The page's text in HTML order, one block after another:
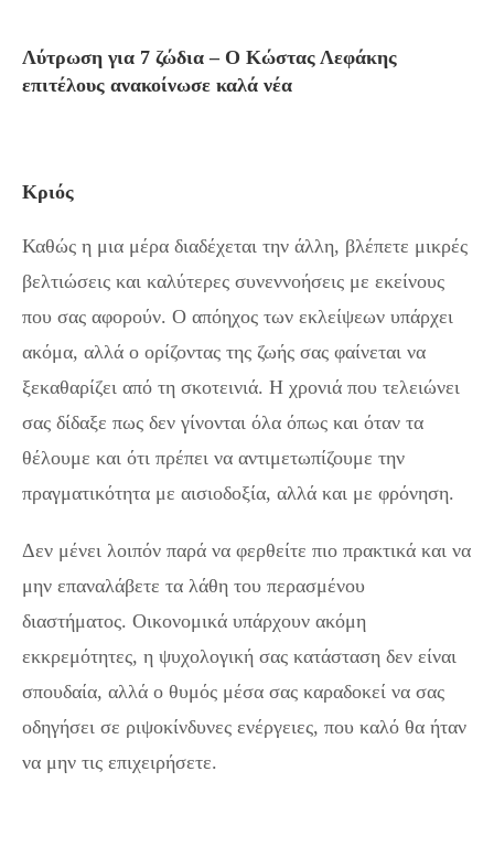
Λύτρωση για 7 ζώδια – Ο Κώστας Λεφάκης
επιτέλους ανακοίνωσε καλά νέα
Κριός
Καθώς η μια μέρα διαδέχεται την άλλη, βλέπετε μικρές
βελτιώσεις και καλύτερες συνεννοήσεις με εκείνους
που σας αφορούν. Ο απόηχος των εκλείψεων υπάρχει
ακόμα, αλλά ο ορίζοντας της ζωής σας φαίνεται να
ξεκαθαρίζει από τη σκοτεινιά. Η χρονιά που τελειώνει
σας δίδαξε πως δεν γίνονται όλα όπως και όταν τα
θέλουμε και ότι πρέπει να αντιμετωπίζουμε την
πραγματικότητα με αισιοδοξία, αλλά και με φρόνηση.
Δεν μένει λοιπόν παρά να φερθείτε πιο πρακτικά και να
μην επαναλάβετε τα λάθη του περασμένου
διαστήματος. Οικονομικά υπάρχουν ακόμη
εκκρεμότητες, η ψυχολογική σας κατάσταση δεν είναι
σπουδαία, αλλά ο θυμός μέσα σας καραδοκεί να σας
οδηγήσει σε ριψοκίνδυνες ενέργειες, που καλό θα ήταν
να μην τις επιχειρήσετε.